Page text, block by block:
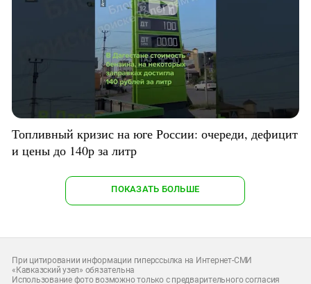
Топливный кризис на юге России: очереди, дефицит
и цены до 140р за литр
ПОКАЗАТЬ БОЛЬШЕ
При цитировании информации гиперссылка на Интернет-СМИ
«Кавказский узел» обязательна
Использование фото возможно только с предварительного согласия